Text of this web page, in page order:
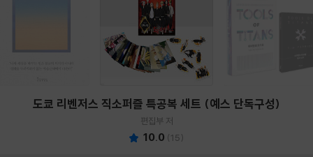
도쿄 리벤저스 직소퍼즐 특공복 세트 (예스 단독구성)
편집부 저
10.0 (15)